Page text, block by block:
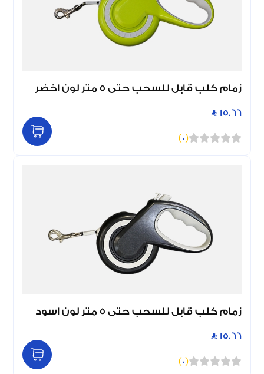
زمام كلب قابل للسحب حتى 5 متر لون اخضر
15.66
(
0
)
زمام كلب قابل للسحب حتى 5 متر لون اسود
15.66
(
0
)